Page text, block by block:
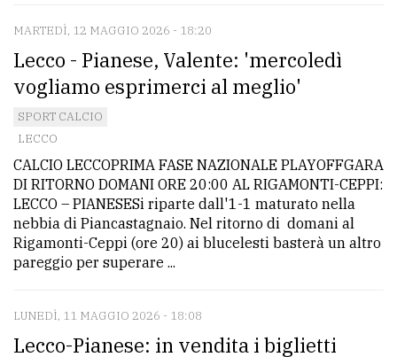
MARTEDÌ, 12 MAGGIO 2026 - 18:20
Lecco - Pianese, Valente: 'mercoledì
vogliamo esprimerci al meglio'
SPORT CALCIO
LECCO
CALCIO LECCOPRIMA FASE NAZIONALE PLAYOFFGARA
DI RITORNO DOMANI ORE 20:00 AL RIGAMONTI-CEPPI:
LECCO – PIANESESi riparte dall'1-1 maturato nella
nebbia di Piancastagnaio. Nel ritorno di domani al
Rigamonti-Ceppi (ore 20) ai blucelesti basterà un altro
pareggio per superare ...
LUNEDÌ, 11 MAGGIO 2026 - 18:08
Lecco-Pianese: in vendita i biglietti